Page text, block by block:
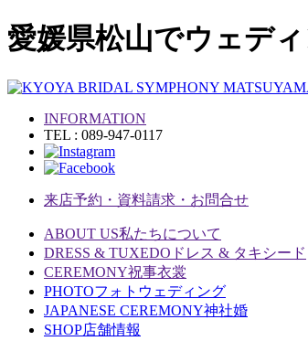
愛媛県松山でウェデ
INFORMATION
TEL : 089-947-0117
来店予約・資料請求・お問合せ
ABOUT US私たちについて
DRESS & TUXEDO ドレス & タキシード
CEREMONY祝事衣裳
PHOTOフォトウェディング
JAPANESE CEREMONY神社婚
SHOP店舗情報